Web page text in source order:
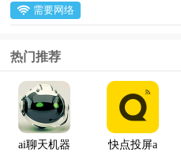
需要网络
热门推荐
ai聊天机器
快点投屏a